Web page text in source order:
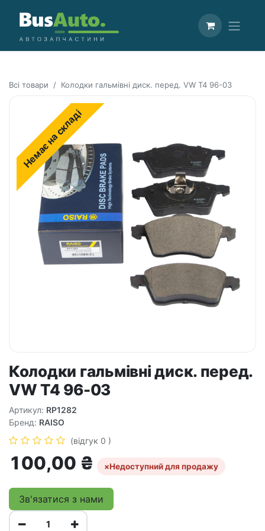
Всі товари Колодки гальмівні диск. перед. VW T4 96-03
Немає на складі
Колодки гальмівні диск. перед.
VW T4 96-03
Артикул: RP1282
Бренд: RAISO
(відгук 0 )
100,00 ₴ ×Недоступний для продажу
Зв'язатися з нами